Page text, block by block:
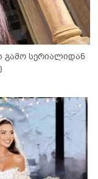
გამო სერიალიდან